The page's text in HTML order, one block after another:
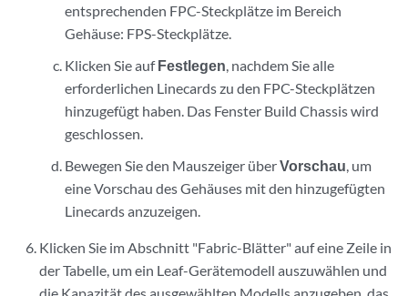
entsprechenden FPC-Steckplätze im Bereich
Gehäuse: FPS-Steckplätze.
Klicken Sie aufFestlegen, nachdem Sie alle
erforderlichen Linecards zu den FPC-Steckplätzen
hinzugefügt haben. Das Fenster Build Chassis wird
geschlossen.
Bewegen Sie den Mauszeiger überVorschau, um
eine Vorschau des Gehäuses mit den hinzugefügten
Linecards anzuzeigen.
Klicken Sie im Abschnitt "Fabric-Blätter" auf eine Zeile in
der Tabelle, um ein Leaf-Gerätemodell auszuwählen und